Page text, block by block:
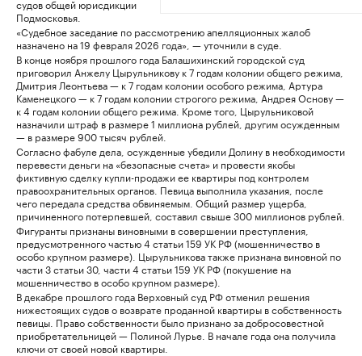
судов общей юрисдикции
Подмосковья.
«Судебное заседание по рассмотрению апелляционных жалоб
назначено на 19 февраля 2026 года», — уточнили в суде.
В конце ноября прошлого года Балашихинский городской суд
приговорил Анжелу Цырульникову к 7 годам колонии общего режима,
Дмитрия Леонтьева — к 7 годам колонии особого режима, Артура
Каменецкого — к 7 годам колонии строгого режима, Андрея Основу —
к 4 годам колонии общего режима. Кроме того, Цырульниковой
назначили штраф в размере 1 миллиона рублей, другим осужденным
— в размере 900 тысяч рублей.
Согласно фабуле дела, осужденные убедили Долину в необходимости
перевести деньги на «безопасные счета» и провести якобы
фиктивную сделку купли-продажи ее квартиры под контролем
правоохранительных органов. Певица выполнила указания, после
чего передала средства обвиняемым. Общий размер ущерба,
причиненного потерпевшей, составил свыше 300 миллионов рублей.
Фигуранты признаны виновными в совершении преступления,
предусмотренного частью 4 статьи 159 УК РФ (мошенничество в
особо крупном размере). Цырульникова также признана виновной по
части 3 статьи 30, части 4 статьи 159 УК РФ (покушение на
мошенничество в особо крупном размере).
В декабре прошлого года Верховный суд РФ отменил решения
нижестоящих судов о возврате проданной квартиры в собственность
певицы. Право собственности было признано за добросовестной
приобретательницей — Полиной Лурье. В начале года она получила
ключи от своей новой квартиры.